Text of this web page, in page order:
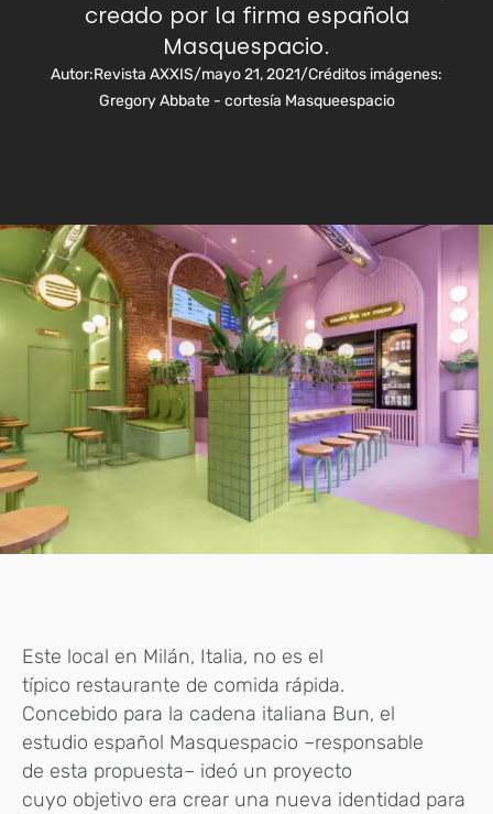
creado por la firma española
Masquespacio.
Autor:Revista AXXIS/mayo 21, 2021/Créditos imágenes:
Gregory Abbate - cortesía Masqueespacio
Este local en Milán, Italia, no es el
típico restaurante de comida rápida.
Concebido para la cadena italiana Bun, el
estudio español Masquespacio –responsable
de esta propuesta– ideó un proyecto
cuyo objetivo era crear una nueva identidad para